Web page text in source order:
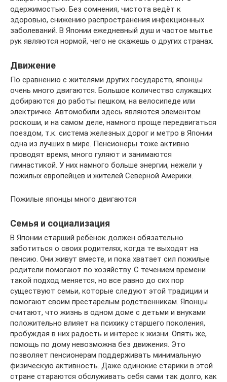
одержимостью. Без сомнения, чистота ведёт к
здоровью, снижению распространения инфекционных
заболеваний. В Японии ежедневный душ и частое мытье
рук являются нормой, чего не скажешь о других странах.
Движение
По сравнению с жителями других государств, японцы
очень много двигаются. Большое количество служащих
добираются до работы пешком, на велосипеде или
электричке. Автомобили здесь являются элементом
роскоши, и на самом деле, намного проще передвигаться
поездом, т.к. система железных дорог и метро в Японии
одна из лучших в мире. Пенсионеры тоже активно
проводят время, много гуляют и занимаются
гимнастикой. У них намного больше энергии, нежели у
пожилых европейцев и жителей Северной Америки.
Пожилые японцы много двигаются
Семья и социализация
В Японии старший ребёнок должен обязательно
заботиться о своих родителях, когда те выходят на
пенсию. Они живут вместе, и пока хватает сил пожилые
родители помогают по хозяйству. С течением времени
такой подход меняется, но все равно до сих пор
существуют семьи, которые следуют этой традиции и
помогают своим престарелым родственникам. Японцы
считают, что жизнь в одном доме с детьми и внуками
положительно влияет на психику старшего поколения,
пробуждая в них радость и интерес к жизни. Опять же,
помощь по дому невозможна без движения. Это
позволяет пенсионерам поддерживать минимальную
физическую активность. Даже одинокие старики в этой
стране стараются обслуживать себя сами так долго, как